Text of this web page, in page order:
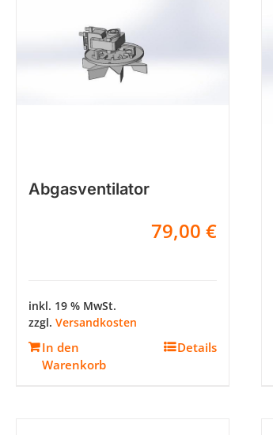
Abgasventilator
79,00 €
inkl. 19 % MwSt.
zzgl. Versandkosten
In den
Warenkorb
Details